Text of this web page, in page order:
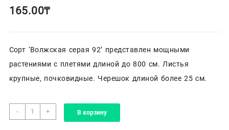
165.00₸
Сорт ‘Волжская серая 92’ представлен мощными
растениями с плетями длиной до 800 см. Листья
крупные, почковидные. Черешок длиной более 25 см.
-
Количество
товара
+ В корзину